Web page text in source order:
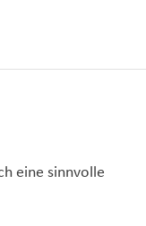
eine sinnvolle